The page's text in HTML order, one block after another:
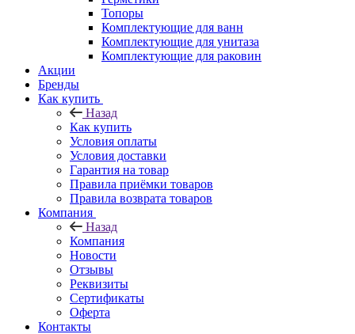
Топоры
Комплектующие для ванн
Комплектующие для унитаза
Комплектующие для раковин
Акции
Бренды
Как купить
Назад
Как купить
Условия оплаты
Условия доставки
Гарантия на товар
Правила приёмки товаров
Правила возврата товаров
Компания
Назад
Компания
Новости
Отзывы
Реквизиты
Сертификаты
Оферта
Контакты